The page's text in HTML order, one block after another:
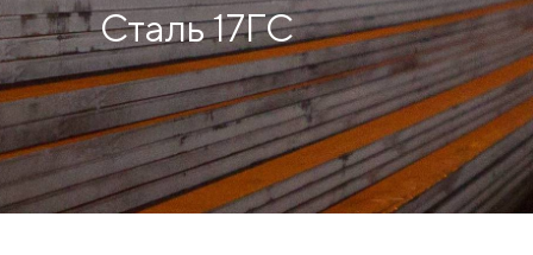
Сталь 17ГС